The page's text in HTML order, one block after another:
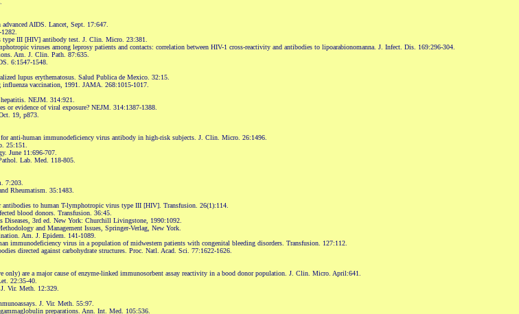
AIDS. Lancet, Sept. 17:647.
type III [HIV] antibody test. J. Clin. Micro. 23:381.
viruses among leprosy patients and contacts: correlation between HIV-1 cross-reactivity and antibodies to lipoarabionomanna. J. Infect. Dis. 169:296-304.
Am. J. Clin. Path. 87:635.
6:1547-1548.
lupus erythematosus. Salud Publica de Mexico. 32:15.
vaccination, 1991. JAMA. 268:1015-1017.
NEJM. 314:921.
or evidence of viral exposure? NEJM. 314:1387-1388.
19, p873.
anti-human immunodeficiency virus antibody in high-risk subjects. J. Clin. Micro. 26:1496.
25:151.
June 11:696-707.
Lab. Med. 118-805.
7:203.
Rheumatism. 35:1483.
antibodies to human T-lymphotropic virus type III [HIV]. Transfusion. 26(1):114.
blood donors. Transfusion. 36:45.
3rd ed. New York: Churchill Livingstone, 1990:1092.
and Management Issues, Springer-Verlag, New York.
Am. J. Epidem. 141-1089.
immunodeficiency virus in a population of midwestern patients with congenital bleeding disorders. Transfusion. 127:112.
directed against carbohydrate structures. Proc. Natl. Acad. Sci. 77:1622-1626.
are a major cause of enzyme-linked immunosorbent assay reactivity in a bood donor population. J. Clin. Micro. April:641.
22:35-40.
Vir. Meth. 12:329.
J. Vir. Meth. 55:97.
preparations. Ann. Int. Med. 105:536.